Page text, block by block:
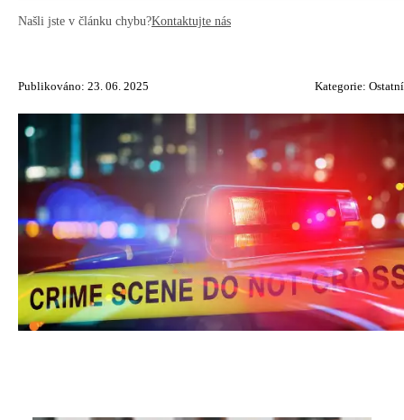
Našli jste v článku chybu?Kontaktujte nás
Publikováno: 23. 06. 2025 Kategorie: Ostatní